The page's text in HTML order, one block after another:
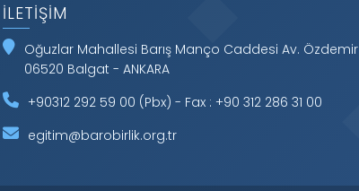
İLETIŞIM
Oğuzlar Mahallesi Barış Manço Caddesi Av.
06520 Balgat - ANKARA
+90312 292 59 00 (Pbx) - Fax : +90 312 286 31 00
egitim@barobirlik.org.tr